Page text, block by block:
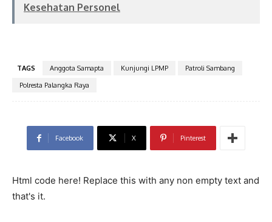
Kesehatan Personel
TAGS Anggota Samapta Kunjungi LPMP
Patroli Sambang
Polresta Palangka Raya
Facebook X Pinterest
Html code here! Replace this with any non empty text and
that's it.